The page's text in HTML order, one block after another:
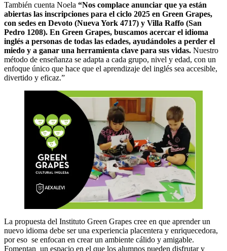
También cuenta Noela “Nos complace anunciar que ya están
abiertas las inscripciones para el ciclo 2025 en Green Grapes,
con sedes en Devoto (Nueva York 4717) y Villa Raffo (San
Pedro 1208). En Green Grapes, buscamos acercar el idioma
inglés a personas de todas las edades, ayudándoles a perder el
miedo y a ganar una herramienta clave para sus vidas. Nuestro
método de enseñanza se adapta a cada grupo, nivel y edad, con un
enfoque único que hace que el aprendizaje del inglés sea accesible,
divertido y eficaz.”
La propuesta del Instituto Green Grapes cree en que aprender un
nuevo idioma debe ser una experiencia placentera y enriquecedora,
por eso se enfocan en crear un ambiente cálido y amigable.
Fomentan un espacio en el que los alumnos pueden disfrutar y